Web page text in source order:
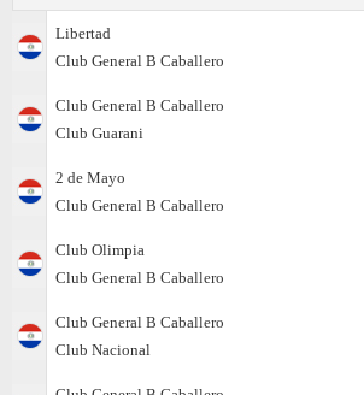
Libertad
Club General B Caballero
Club General B Caballero
Club Guarani
2 de Mayo
Club General B Caballero
Club Olimpia
Club General B Caballero
Club General B Caballero
Club Nacional